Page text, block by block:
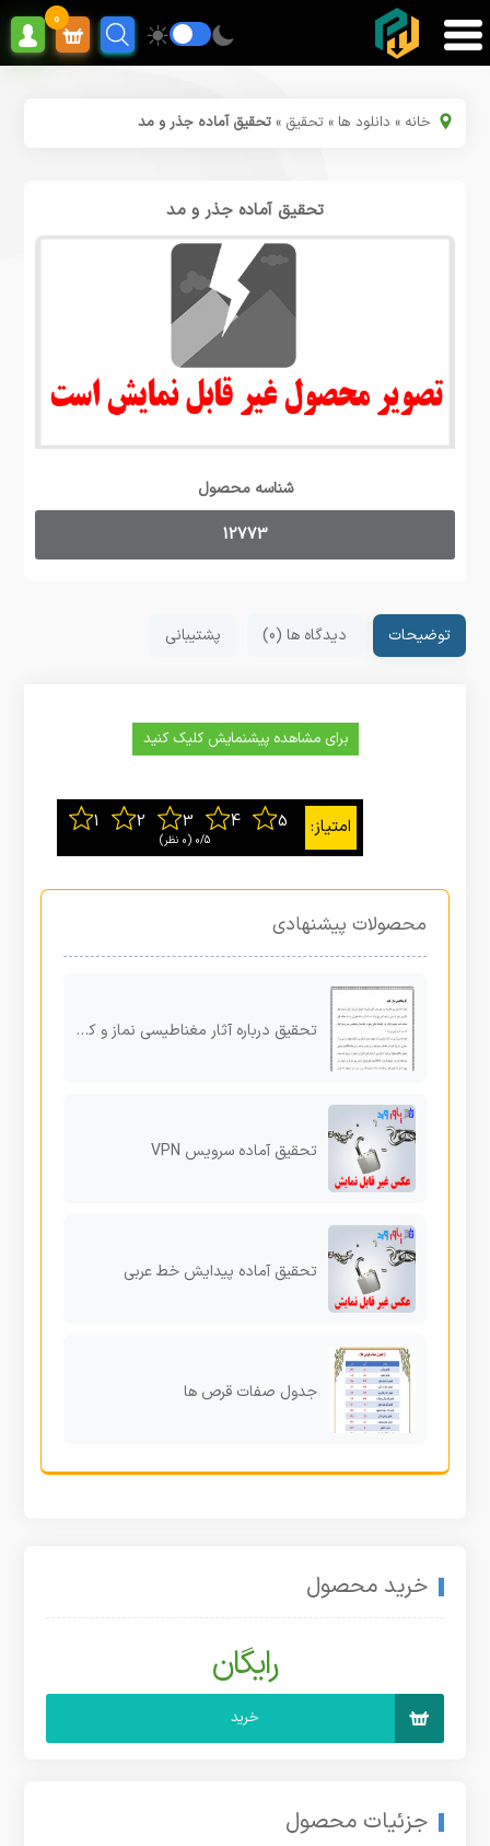
0
خانه » دانلود ها » تحقیق »تحقیق آماده جذر و مد
تحقیق آماده جذر و مد
شناسه محصول
12773
توضیحات دیدگاه ها (0) پشتیبانی
برای مشاهده پیشنمایش کلیک کنید
0/5 ‫(0 نظر)
محصولات پیشنهادی
تحقیق درباره آثار مغناطیسی نماز و کعبه
تحقیق آماده سرویس VPN
تحقیق آماده پیدایش خط عربی
جدول صفات قرص ها
خرید محصول
رایگان
خرید
جزئیات محصول